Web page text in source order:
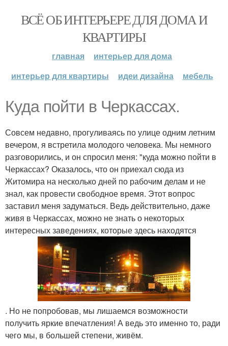
ВСЁ ОБ ИНТЕРЬЕРЕ ДЛЯ ДОМА И
КВАРТИРЫ
главная
интерьер для дома
интерьер для квартиры
идеи дизайна мебель
Куда пойти в Черкассах.
Совсем недавно, прогуливаясь по улице одним летним
вечером, я встретила молодого человека. Мы немного
разговорились, и он спросил меня: "куда можно пойти в
Черкассах? Оказалось, что он приехал сюда из
Житомира на несколько дней по рабочим делам и не
знал, как провести свободное время. Этот вопрос
заставил меня задуматься. Ведь действительно, даже
живя в Черкассах, можно не знать о некоторых
интересных заведениях, которые здесь находятся
. Но не попробовав, мы лишаемся возможности
получить яркие впечатления! А ведь это именно то, ради
чего мы, в большей степени, живём.